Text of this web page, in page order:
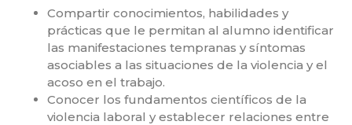
Compartir conocimientos, habilidades y
prácticas que le permitan al alumno identificar
las manifestaciones tempranas y síntomas
asociables a las situaciones de la violencia y el
acoso en el trabajo.
Conocer los fundamentos científicos de la
violencia laboral y establecer relaciones entre